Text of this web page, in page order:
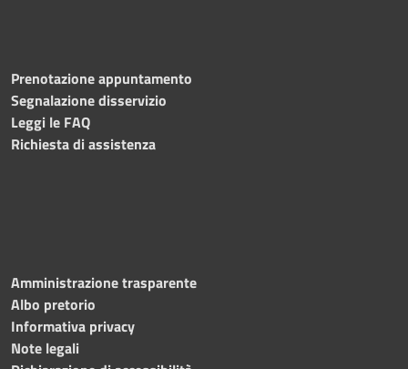
Prenotazione appuntamento
Segnalazione disservizio
Leggi le FAQ
Richiesta di assistenza
Amministrazione trasparente
Albo pretorio
Informativa privacy
Note legali